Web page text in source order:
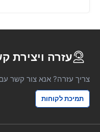
עזרה ויצירת
צריך עזרה? אנא צור קשר
תמיכת לקוחות